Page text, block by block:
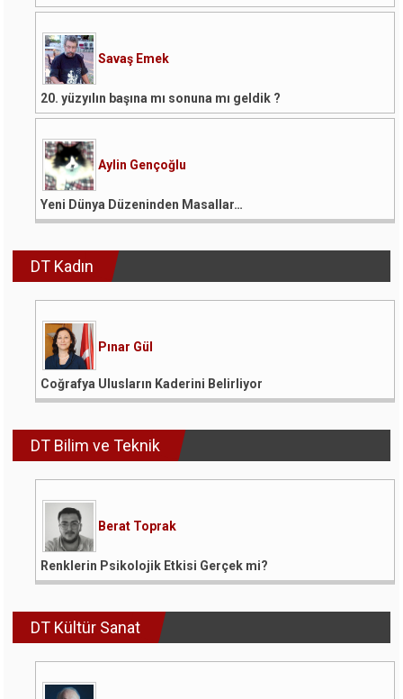
Savaş Emek
20. yüzyılın başına mı sonuna mı geldik ?
Aylin Gençoğlu
Yeni Dünya Düzeninden Masallar…
DT Kadın
Pınar Gül
Coğrafya Ulusların Kaderini Belirliyor
DT Bilim ve Teknik
Berat Toprak
Renklerin Psikolojik Etkisi Gerçek mi?
DT Kültür Sanat